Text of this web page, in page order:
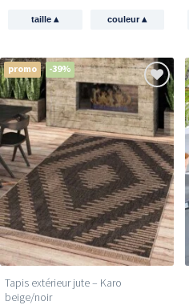
taille▴ couleur▴
promo -39%
Tapis extérieur jute​ – Karo
beige/noir